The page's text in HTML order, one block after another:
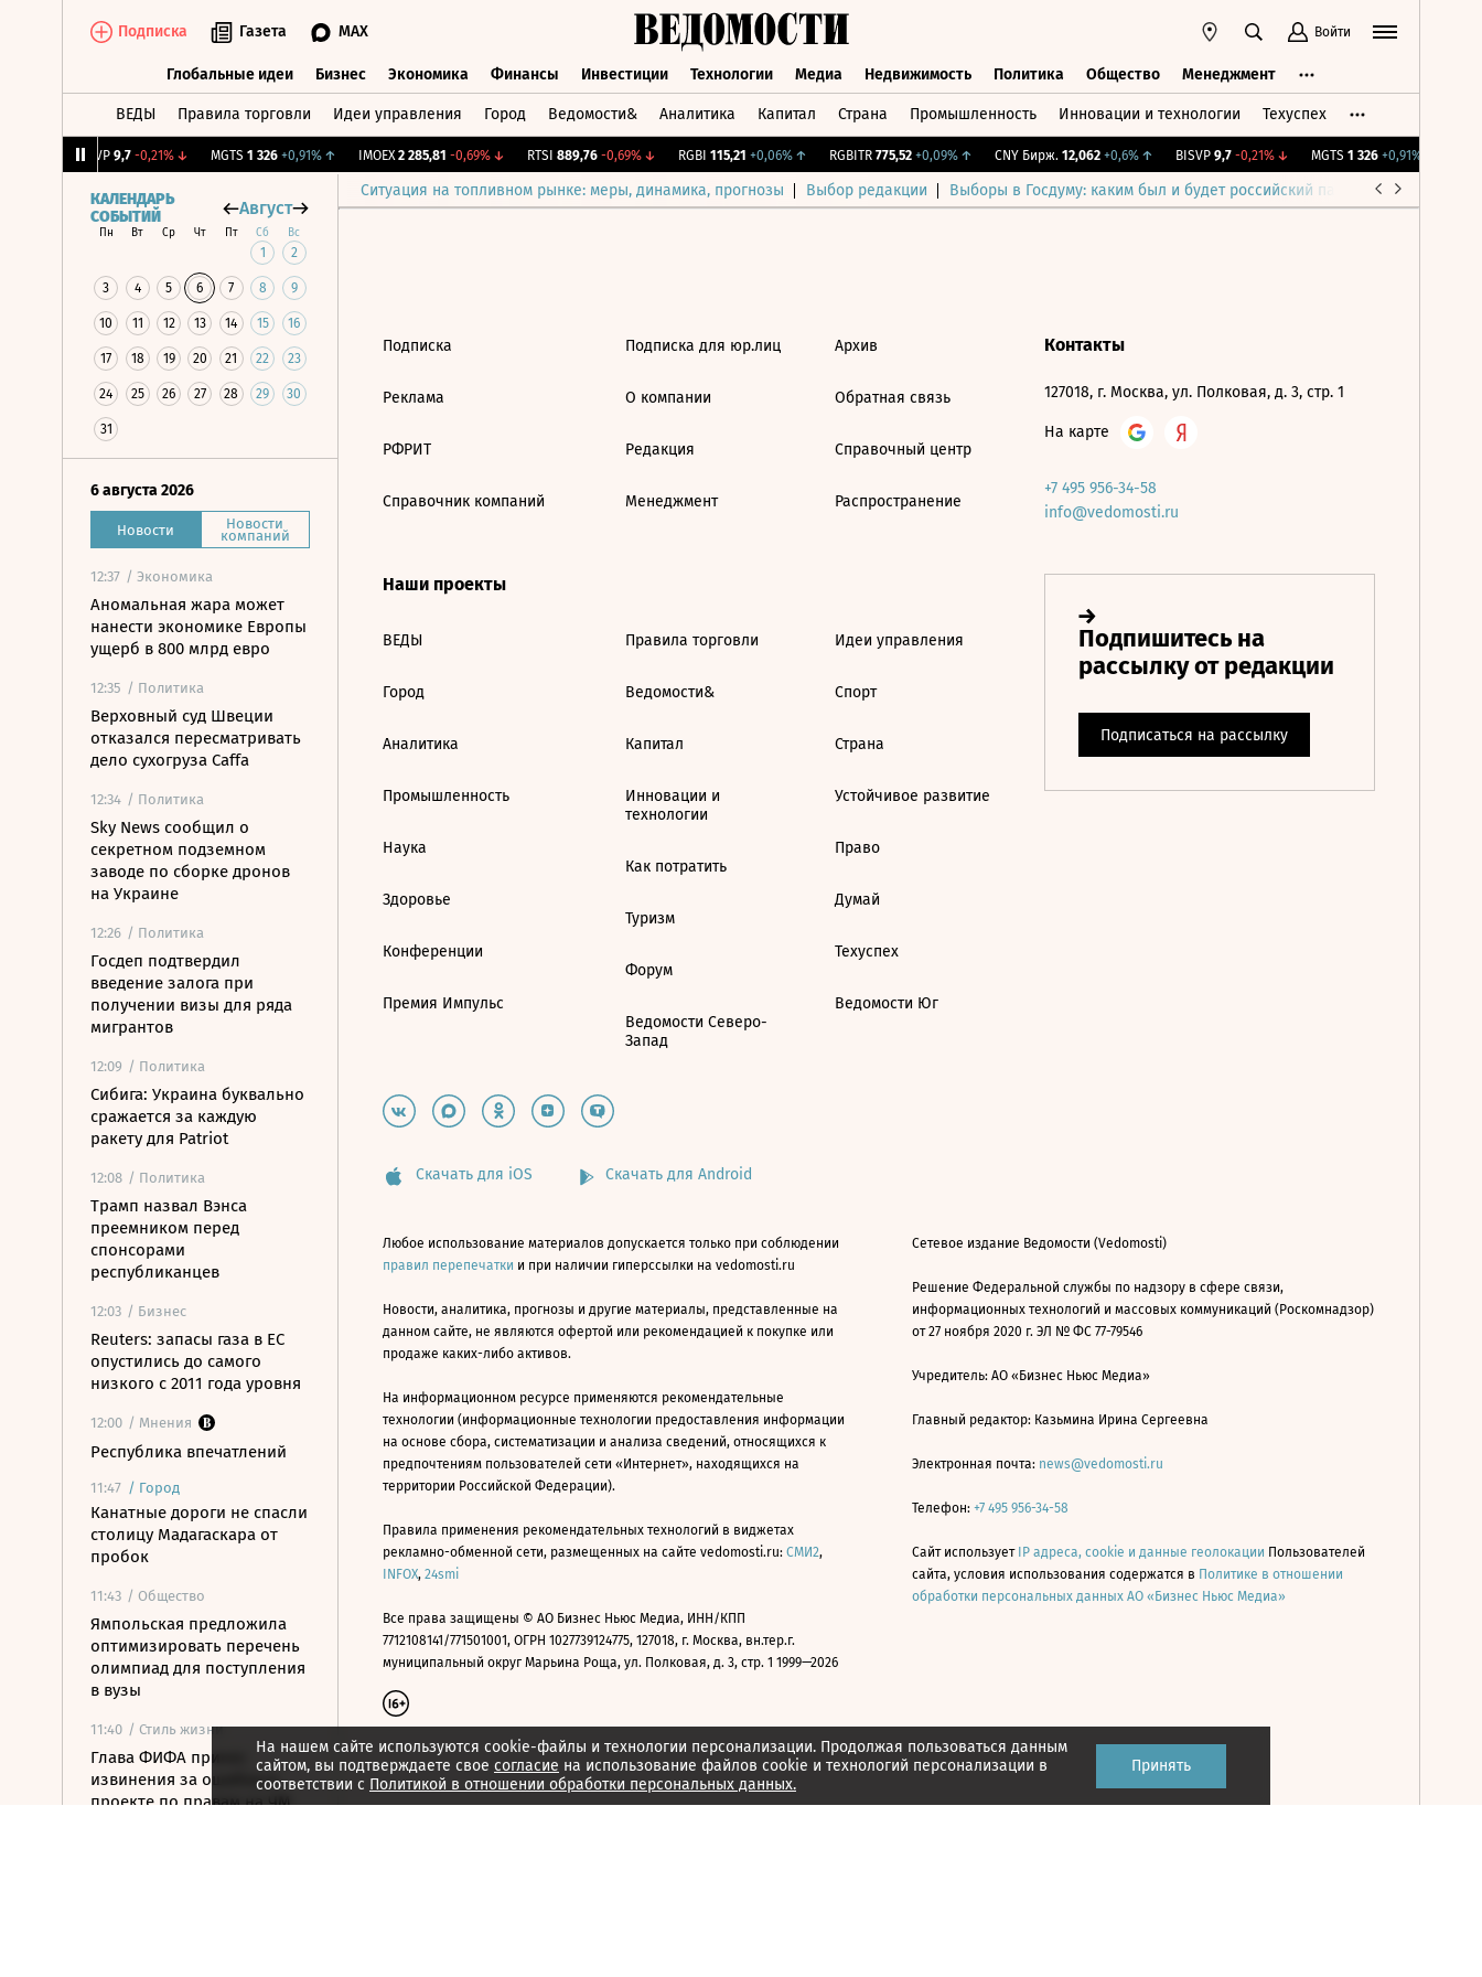
Подписка Газета MAX Войти
Глобальные идеи Бизнес Экономика Финансы Инвестиции Технологии Медиа Недвижимость Политика Общество Менеджмент
ВЕДЫ Правила торговли Идеи управления Город Ведомости& Аналитика Капитал Страна Промышленность Инновации и технологии Техуспех
BISVP 9,7 -0,21%↓ MGTS 1 326 +0,91%↑ IMOEX 2 285,81 -0,69%↓ RTSI 889,76 -0,69%↓ RGBI 115,21 +0,06%↑ RGBITR 775,52 +0,09%↑ CNY Бирж. 12,062 +0,6%↑ BISVP 9,7 -0,21%↓ MGTS 1 326 +0,91%↑
Ситуация на топливном рынке: меры, динамика, прогнозы Выбор редакции Выборы в Госдуму: каким был и будет российский парламент
КАЛЕНДАРЬ
СОБЫТИЙ
Август
Пн Вт Ср Чт Пт Сб Вс
1 2
3 4 5 6 7 8 9
10 11 12 13 14 15 16
17 18 19 20 21 22 23
24 25 26 27 28 29 30
31
6 августа 2026
Новости Новости
компаний
12:37 / Экономика
Аномальная жара может
нанести экономике Европы
ущерб в 800 млрд евро
12:35 / Политика
Верховный суд Швеции
отказался пересматривать
дело сухогруза Caffa
12:34 / Политика
Sky News сообщил о
секретном подземном
заводе по сборке дронов
на Украине
12:26 / Политика
Госдеп подтвердил
введение залога при
получении визы для ряда
мигрантов
12:09 / Политика
Сибига: Украина буквально
сражается за каждую
ракету для Patriot
12:08 / Политика
Трамп назвал Вэнса
преемником перед
спонсорами
республиканцев
12:03 / Бизнес
Reuters: запасы газа в ЕС
опустились до самого
низкого с 2011 года уровня
12:00 / Мнения
Республика впечатлений
11:47 / Город
Канатные дороги не спасли
столицу Мадагаскара от
пробок
11:43 / Общество
Ямпольская предложила
оптимизировать перечень
олимпиад для поступления
в вузы
11:40 / Стиль жизни
Глава ФИФА принес
извинения за ошибки в
проекте по правам на ЧМ
На нашем сайте используются cookie-файлы и технологии персонализации. Продолжая пользоваться данным
сайтом, вы подтверждаете свое согласие на использование файлов cookie и технологий персонализации в
соответствии с Политикой в отношении обработки персональных данных.
Принять
Подписка
Реклама
РФРИТ
Справочник компаний
Подписка для юр.лиц
О компании
Редакция
Менеджмент
Архив
Обратная связь
Справочный центр
Распространение
Наши проекты
ВЕДЫ
Город
Аналитика
Промышленность
Наука
Здоровье
Конференции
Премия Импульс
Правила торговли
Ведомости&
Капитал
Инновации и
технологии
Как потратить
Туризм
Форум
Ведомости Северо-
Запад
Идеи управления
Спорт
Страна
Устойчивое развитие
Право
Думай
Техуспех
Ведомости Юг
Контакты
127018, г. Москва, ул. Полковая, д. 3, стр. 1
На карте
+7 495 956-34-58
info@vedomosti.ru
Скачать для iOS Скачать для Android
Любое использование материалов допускается только при соблюдении
правил перепечатки и при наличии гиперссылки на vedomosti.ru
Новости, аналитика, прогнозы и другие материалы, представленные на
данном сайте, не являются офертой или рекомендацией к покупке или
продаже каких-либо активов.
На информационном ресурсе применяются рекомендательные
технологии (информационные технологии предоставления информации
на основе сбора, систематизации и анализа сведений, относящихся к
предпочтениям пользователей сети «Интернет», находящихся на
территории Российской Федерации).
Правила применения рекомендательных технологий в виджетах
рекламно-обменной сети, размещенных на сайте vedomosti.ru: СМИ2,
INFOX, 24smi
Все права защищены © АО Бизнес Ньюс Медиа, ИНН/КПП
7712108141/771501001, ОГРН 1027739124775, 127018, г. Москва, вн.тер.г.
муниципальный округ Марьина Роща, ул. Полковая, д. 3, стр. 1 1999—2026
Сетевое издание Ведомости (Vedomosti)
Решение Федеральной службы по надзору в сфере связи,
информационных технологий и массовых коммуникаций (Роскомнадзор)
от 27 ноября 2020 г. ЭЛ № ФС 77-79546
Учредитель: АО «Бизнес Ньюс Медиа»
Главный редактор: Казьмина Ирина Сергеевна
Электронная почта: news@vedomosti.ru
Телефон: +7 495 956-34-58
Сайт использует IP адреса, cookie и данные геолокации Пользователей
сайта, условия использования содержатся в Политике в отношении
обработки персональных данных АО «Бизнес Ньюс Медиа»